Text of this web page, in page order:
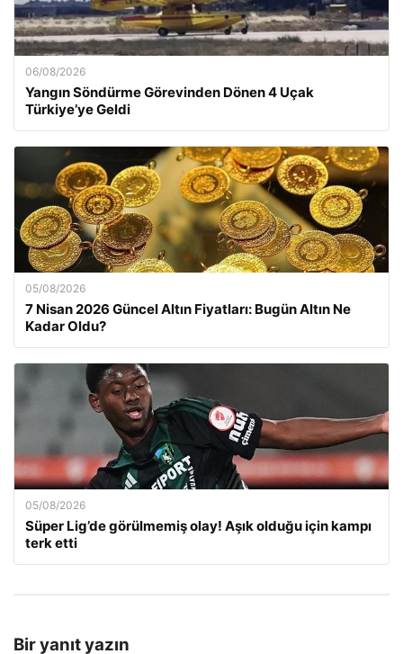
06/08/2026
Yangın Söndürme Görevinden Dönen 4 Uçak
Türkiye’ye Geldi
05/08/2026
7 Nisan 2026 Güncel Altın Fiyatları: Bugün Altın Ne
Kadar Oldu?
05/08/2026
Süper Lig’de görülmemiş olay! Aşık olduğu için kampı
terk etti
Bir yanıt yazın